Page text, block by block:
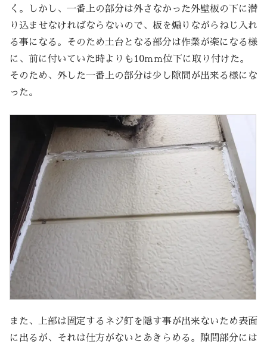
く。しかし、一番上の部分は外さなかった外壁板の下に潜
り込ませなければならないので、板を煽りながらねじ入れ
る事になる。そのため土台となる部分は作業が楽になる様
に、前に付いていた時よりも10ｍｍ位下に取り付けた。
そのため、外した一番上の部分は少し隙間が出来る様にな
った。
また、上部は固定するネジ釘を隠す事が出来ないため表面
に出るが、それは仕方がないとあきらめる。隙間部分には